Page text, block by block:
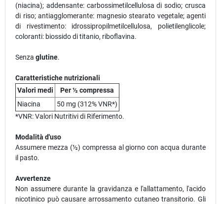
(niacina); addensante: carbossimetilcellulosa di sodio; crusca
di riso; antiagglomerante: magnesio stearato vegetale; agenti
di rivestimento: idrossipropilmetilcellulosa, polietilenglicole;
coloranti: biossido di titanio, riboflavina.
Senza glutine.
Caratteristiche nutrizionali
Valori medi
Per ½ compressa
Niacina
50 mg (312% VNR*)
*VNR: Valori Nutritivi di Riferimento.
Modalità d'uso
Assumere mezza (½) compressa al giorno con acqua durante
il pasto.
Avvertenze
Non assumere durante la gravidanza e l'allattamento, l'acido
nicotinico può causare arrossamento cutaneo transitorio. Gli